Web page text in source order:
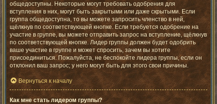
общедоступны. Некоторые могут требовать одобрения для
вступления в них, могут быть закрытыми или даже скрытыми. Если
группа общедоступна, то вы можете запросить членство в ней,
щёлкнув по соответствующей кнопке. Если требуется одобрение на
участие в группе, вы можете отправить запрос на вступление, щёлкнув
по соответствующей кнопке. Лидер группы должен будет одобрить
ваше участие в группе и может спросить, зачем вы хотите
присоединиться. Пожалуйста, не беспокойте лидера группы, если он
отклонил ваш запрос; у него могут быть для этого свои причины.
Вернуться к началу
Как мне стать лидером группы?